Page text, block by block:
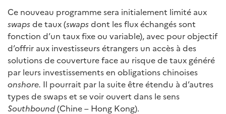
Ce nouveau programme sera initialement limité aux
swapsde taux (swapsdont les flux échangés sont
fonction d’un taux fixe ou variable), avec pour objectif
d’offrir aux investisseurs étrangers un accès à des
solutions de couverture face au risque de taux généré
par leurs investissements en obligations chinoises
onshore. Il pourrait par la suite être étendu à d’autres
types de swaps et se voir ouvert dans le sens
Southbound(Chine – Hong Kong).